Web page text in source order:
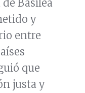
Basilea
y
entre
que
justa y